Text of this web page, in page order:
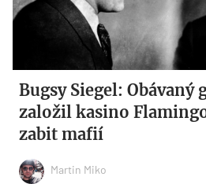
Bugsy Siegel: Obávaný
založil kasino
zabit mafií
Martin Miko